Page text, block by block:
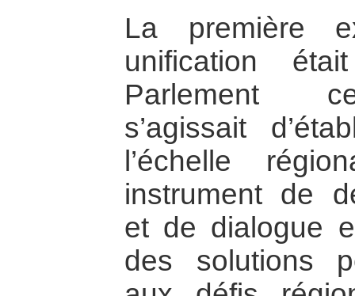
La première
unification
Parlement
s’agissait
l’échelle
instrument de
et de dialogue
des solutions